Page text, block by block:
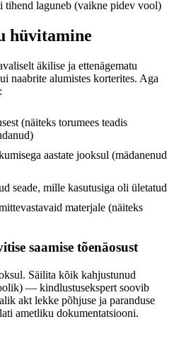
tihend laguneb (vaikne pidev vool)
hüvitamine
äkilise ja ettenägematu
naabrite alumistes korterites. Aga
(näiteks torumees teadis
aastate jooksul (mädanenud
seade, mille kasutusiga oli ületatud
materjale (näiteks
saamise tõenäosust
Säilita kõik kahjustunud
— kindlustusekspert soovib
akt lekke põhjuse ja paranduse
ametliku dokumentatsiooni.